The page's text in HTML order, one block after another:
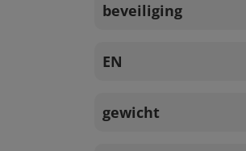
beveiliging
EN
gewicht